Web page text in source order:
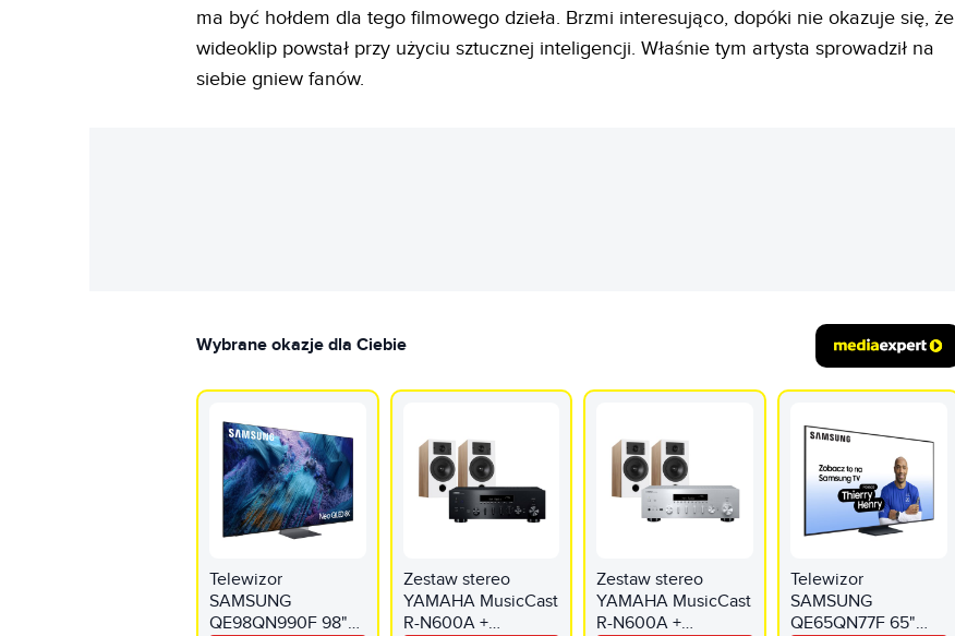
ma być hołdem dla tego filmowego dzieła. Brzmi interesująco, dopóki nie okazuje się, że
wideoklip powstał przy użyciu sztucznej inteligencji. Właśnie tym artysta sprowadził na
siebie gniew fanów.
Wybrane okazje dla Ciebie
Telewizor
SAMSUNG
QE98QN990F 98"
Zestaw stereo
YAMAHA MusicCast
R-N600A +
Zestaw stereo
YAMAHA MusicCast
R-N600A +
Telewizor
SAMSUNG
QE65QN77F 65"